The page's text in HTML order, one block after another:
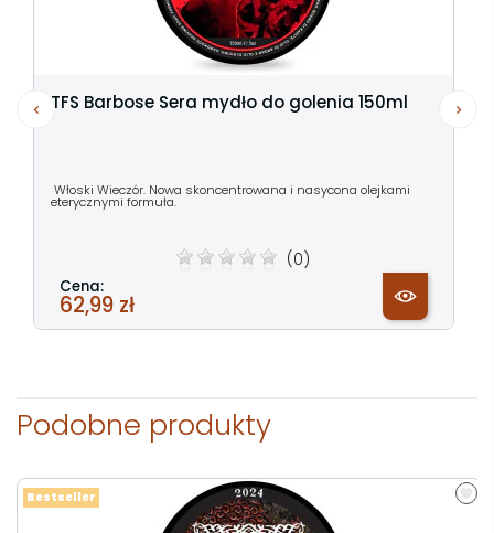
TFS Barbose Sera mydło do golenia 150ml
Włoski Wieczór. Nowa skoncentrowana i nasycona olejkami
eterycznymi formuła.
(0)
Cena:
62,99 zł
Podobne produkty
Bestseller